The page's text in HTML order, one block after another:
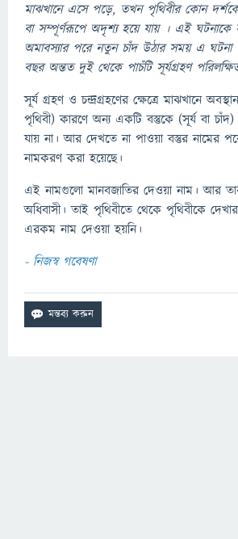
মাঝখানে এসে পড়ে, তখন পৃথিবীর কোন
বা সম্পূর্ণরূপে অদৃশ্য হয়ে যায় । এই ঘটনাকে
অমাবস্যার পরে নতুন চাঁদ উঠার সময় এ ঘটনা
বছর অন্তত দুই থেকে পাচঁটি সূর্যগ্রহণ
সূর্য গ্রহণ ও চন্দ্রগ্রহণের ক্ষেত্রে মাঝখানে
পৃথিবী) কারণে অন্য একটি বস্তুকে (সূর্য বা
যায় না। আর দেখতে না পাওয়া বস্তুর নামের
নামকরণ করা হয়েছে।
এই নামগুলো মানবজাতির দেওয়া নাম। আর
অধিবাসী। তাই পৃথিবীতে থেকে পৃথিবীকে
এরকম নাম দেওয়া হয়নি।
- নিজস্ব গবেষণা